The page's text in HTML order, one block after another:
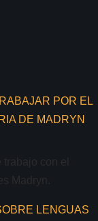
POR EL
DE MADRYN
con el
Madryn.
LENGUAS